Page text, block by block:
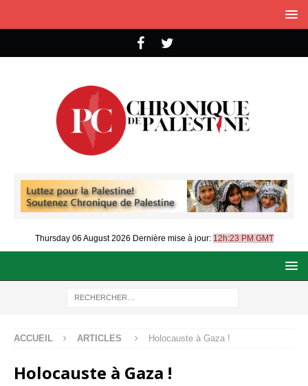
Thursday 06 August 2026 Dernière mise à jour: 12h:23 PM GMT
ACCUEIL ARTICLES Holocauste à Gaza !
Holocauste à Gaza !